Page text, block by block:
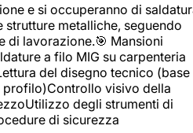
e si occuperanno di
strutture metalliche, seguendo
di lavorazione.🎯 Mansioni
a filo MIG su carpenteria
del disegno tecnico (base
profilo)Controllo visivo della
degli strumenti di
di sicurezza